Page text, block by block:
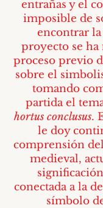
entrañas y el
imposible de
encontrar
proyecto se
proceso previo
sobre el
tomando
partida el
hortus conclusus.
le doy
comprensión
medieval,
conectada a la
símbolo